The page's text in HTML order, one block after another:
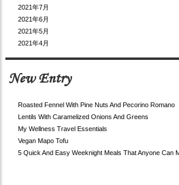
2021年7月
2021年6月
2021年5月
2021年4月
New Entry
Roasted Fennel With Pine Nuts And Pecorino Romano
Lentils With Caramelized Onions And Greens
My Wellness Travel Essentials
Vegan Mapo Tofu
5 Quick And Easy Weeknight Meals That Anyone Can